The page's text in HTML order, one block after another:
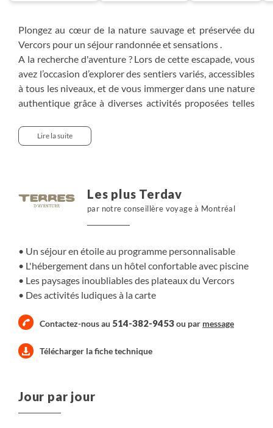
Plongez au cœur de la nature sauvage et préservée du
Vercors pour un séjour randonnée et sensations .
A la recherche d'aventure ? Lors de cette escapade, vous
avez l’occasion d’explorer des sentiers variés, accessibles
à tous les niveaux, et de vous immerger dans une nature
authentique grâce à diverses activités proposées telles
Entre forêts majestueuses, falaises vertigineuses, et
vallées d'altitude, ce haut plateau offre un terrain unique
façonnée par des siècles d’histoire, vous invite à
découvrir ses panoramas exceptionnels et à découvrir la
Lire la suite
Les plus Terdav
par notre conseillère voyage à Montréal
Un séjour en étoile au programme personnalisable
L'hébergement dans un hôtel confortable avec piscine
Les paysages inoubliables des plateaux du Vercors
Des activités ludiques à la carte
Contactez-nous au 514-382-9453ou par message
Télécharger la fiche technique
Jour par jour